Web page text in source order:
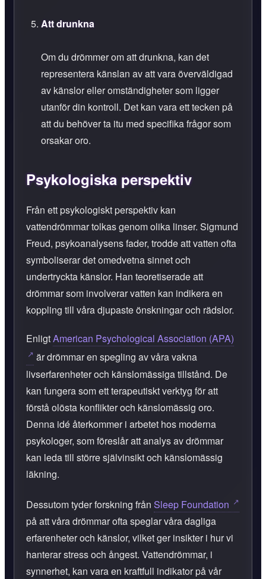
Att drunkna
Om du drömmer om att drunkna, kan det
representera känslan av att vara överväldigad
av känslor eller omständigheter som ligger
utanför din kontroll. Det kan vara ett tecken på
att du behöver ta itu med specifika frågor som
orsakar oro.
Psykologiska perspektiv
Från ett psykologiskt perspektiv kan
vattendrömmar tolkas genom olika linser. Sigmund
Freud, psykoanalysens fader, trodde att vatten ofta
symboliserar det omedvetna sinnet och
undertryckta känslor. Han teoretiserade att
drömmar som involverar vatten kan indikera en
koppling till våra djupaste önskningar och rädslor.
EnligtAmerican Psychological Association (APA)
är drömmar en spegling av våra vakna
livserfarenheter och känslomässiga tillstånd. De
kan fungera som ett terapeutiskt verktyg för att
förstå olösta konflikter och känslomässig oro.
Denna idé återkommer i arbetet hos moderna
psykologer, som föreslår att analys av drömmar
kan leda till större självinsikt och känslomässig
läkning.
Dessutom tyder forskning från Sleep Foundation
på att våra drömmar ofta speglar våra dagliga
erfarenheter och känslor, vilket ger insikter i hur vi
hanterar stress och ångest. Vattendrömmar, i
synnerhet, kan vara en kraftfull indikator på vår